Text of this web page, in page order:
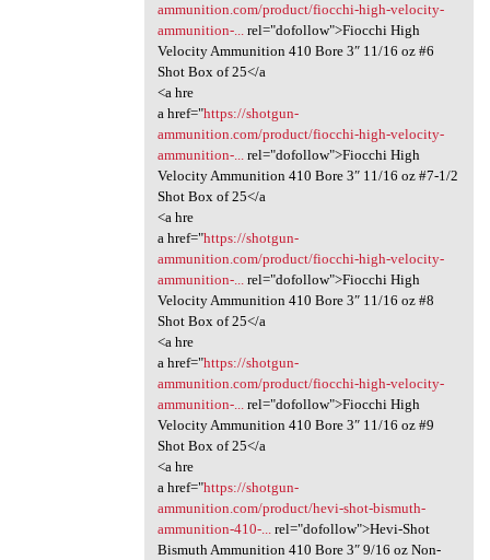
ammunition.com/product/fiocchi-high-velocity-
ammunition-...rel="dofollow">Fiocchi High
Velocity Ammunition 410 Bore 3″ 11/16 oz #6
Shot Box of 25</a
<a hre
a href="https://shotgun-
ammunition.com/product/fiocchi-high-velocity-
ammunition-...rel="dofollow">Fiocchi High
Velocity Ammunition 410 Bore 3″ 11/16 oz #7-1/2
Shot Box of 25</a
<a hre
a href="https://shotgun-
ammunition.com/product/fiocchi-high-velocity-
ammunition-...rel="dofollow">Fiocchi High
Velocity Ammunition 410 Bore 3″ 11/16 oz #8
Shot Box of 25</a
<a hre
a href="https://shotgun-
ammunition.com/product/fiocchi-high-velocity-
ammunition-...rel="dofollow">Fiocchi High
Velocity Ammunition 410 Bore 3″ 11/16 oz #9
Shot Box of 25</a
<a hre
a href="https://shotgun-
ammunition.com/product/hevi-shot-bismuth-
ammunition-410-...rel="dofollow">Hevi-Shot
Bismuth Ammunition 410 Bore 3″ 9/16 oz Non-